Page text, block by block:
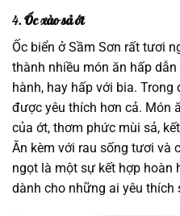
4. Ốc xào sả ớt
Ốc biển ở Sầm Sơn rất tươi
thành nhiều món ăn hấp
hành, hay hấp với bia.
được yêu thích hơn cả. Món
của ớt, thơm phức mùi sả,
Ăn kèm với rau sống tươi và
ngọt là một sự kết hợp hoàn
dành cho những ai yêu thích